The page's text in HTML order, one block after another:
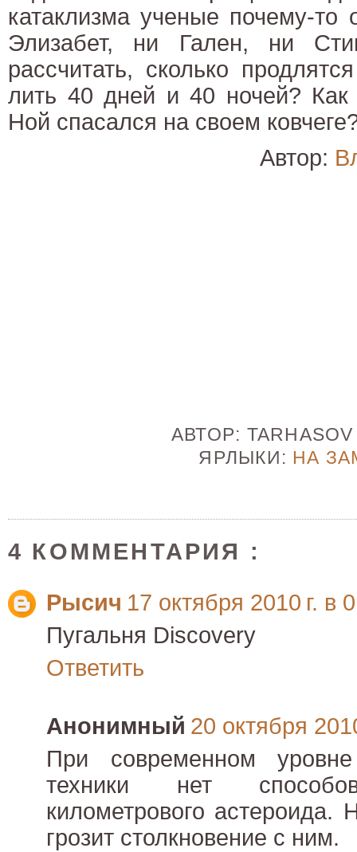
катаклизма ученые почему-
Элизабет, ни Гален, ни
рассчитать, сколько
лить 40 дней и 40 ночей? Как
Ной спасался на своем
Автор:
АВТОР:
ЯРЛЫКИ: НА
4 КОММЕНТАРИЯ :
Рысич 17 октября 2010 г. в
Пугальня Discovery
Ответить
Анонимный 20 октября
При современном
техники нет
километрового
грозит столкновение с ним.